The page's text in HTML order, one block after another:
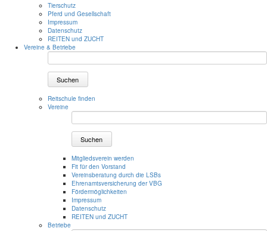
Tierschutz
Pferd und Gesellschaft
Impressum
Datenschutz
REITEN und ZUCHT
Vereine & Betriebe
Suchen
Reitschule finden
Vereine
Suchen
Mitgliedsverein werden
Fit für den Vorstand
Vereinsberatung durch die LSBs
Ehrenamtsversicherung der VBG
Fördermöglichkeiten
Impressum
Datenschutz
REITEN und ZUCHT
Betriebe